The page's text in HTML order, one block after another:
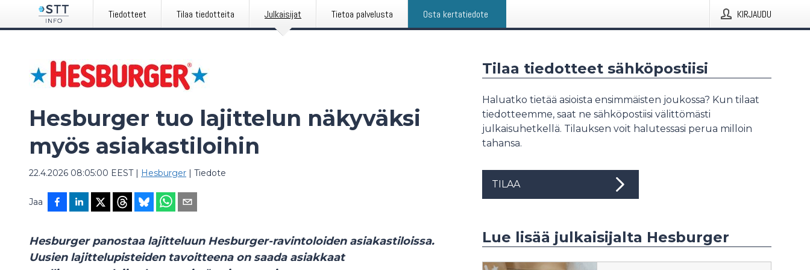
Tiedotteet Tilaa tiedotteita Julkaisijat Tietoa palvelusta Osta kertatiedote KIRJAUDU
Hesburger tuo lajittelun näkyväksi
myös asiakastiloihin
22.4.2026 08:05:00 EEST| Hesburger | Tiedote
Jaa
Hesburger panostaa lajitteluun Hesburger-ravintoloiden asiakastiloissa.
Uusien lajittelupisteiden tavoitteena on saada asiakkaat
Tilaa tiedotteet sähköpostiisi
Haluatko tietää asioista ensimmäisten joukossa? Kun tilaat
tiedotteemme, saat ne sähköpostiisi välittömästi
julkaisuhetkellä. Tilauksen voit halutessasi perua milloin
tahansa.
TILAA
Lue lisää julkaisijalta Hesburger